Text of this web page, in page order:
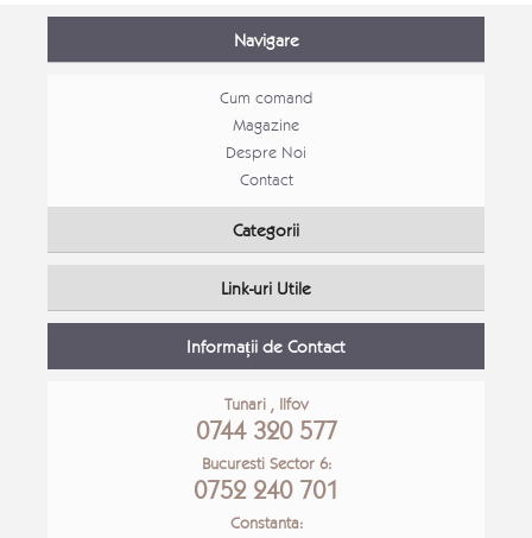
Navigare
Cum comand
Magazine
Despre Noi
Contact
Categorii
Link-uri Utile
Informații de Contact
Tunari , Ilfov
0744 320 577
Bucuresti Sector 6:
0752 240 701
Constanta: